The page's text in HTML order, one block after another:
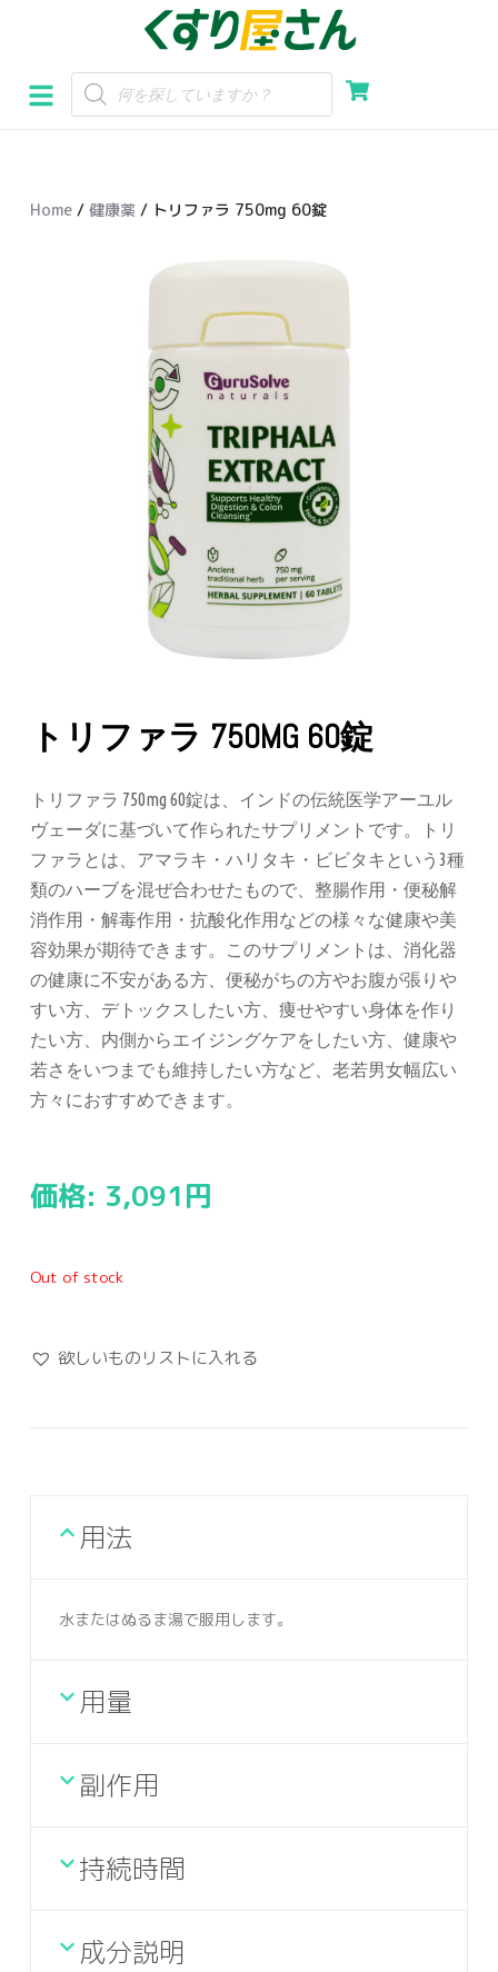
ン
テ
スHome / 健康薬 / トリファラ 750mg 60錠
トリファラ 750MG 60錠
トリファラ 750mg 60錠は、インドの伝統医学アーユル
ヴェーダに基づいて作られたサプリメントです。トリ
ファラとは、アマラキ・ハリタキ・ビビタキという3種
類のハーブを混ぜ合わせたもので、整腸作用・便秘解
消作用・解毒作用・抗酸化作用などの様々な健康や美
容効果が期待できます。このサプリメントは、消化器
の健康に不安がある方、便秘がちの方やお腹が張りや
すい方、デトックスしたい方、痩せやすい身体を作り
たい方、内側からエイジングケアをしたい方、健康や
若さをいつまでも維持したい方など、老若男女幅広い
方々におすすめできます。
価格: 3,091円
Out of stock
欲しいものリストに入れる
用法
水またはぬるま湯で服用します。
用量
副作用
持続時間
成分説明